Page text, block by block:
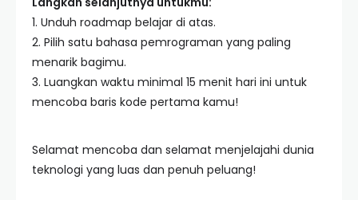
1. Unduh roadmap belajar di atas.
2. Pilih satu bahasa pemrograman yang paling
menarik bagimu.
3. Luangkan waktu minimal 15 menit hari ini untuk
mencoba baris kode pertama kamu!
Selamat mencoba dan selamat menjelajahi dunia
teknologi yang luas dan penuh peluang!